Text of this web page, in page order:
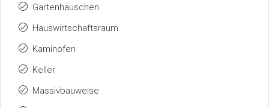
Gartenhäuschen
Hauswirtschaftsraum
Kaminofen
Keller
Massivbauweise